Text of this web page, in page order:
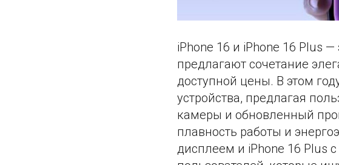
iPhone 16 и iPhone 16 Plus
предлагают сочетание
доступной цены. В этом
устройства, предлагая
камеры и обновленный
плавность работы и
дисплеем и iPhone 16 Plus